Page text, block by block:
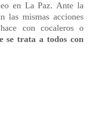
en La Paz. Ante la
las mismas acciones
con cocaleros o
se trata a todos con